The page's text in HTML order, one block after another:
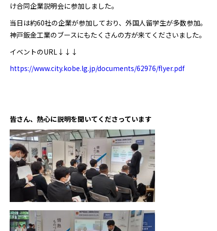
け合同企業説明会に参加しました。
当日は約60社の企業が参加しており、外国人留学生が多数参加。
神戸鈑金工業のブースにもたくさんの方が来てくださいました。
イベントのURL↓↓↓
https://www.city.kobe.lg.jp/documents/62976/flyer.pdf
皆さん、熱心に説明を聞いてくださっています